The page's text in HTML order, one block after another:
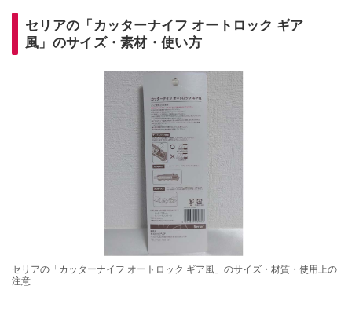
セリアの「カッターナイフ オートロック ギア
風」のサイズ・素材・使い方
セリアの「カッターナイフ オートロック ギア風」のサイズ・材質・使用上の
注意